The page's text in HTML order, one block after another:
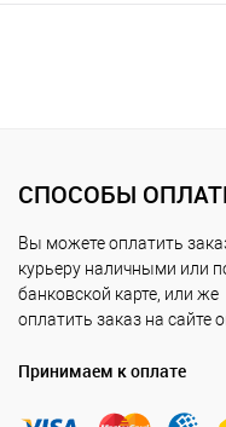
СПОСОБЫ
Вы можете оплатить
курьеру наличными или
банковской карте, или же
оплатить заказ на сайте
Принимаем к оплате